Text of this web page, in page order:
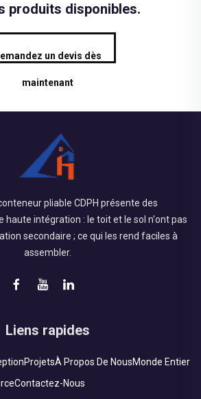
produits disponibles.
un devis dès
maintenant
pliable CDPH présente des
haute intégration : le toit et le sol n'ont pas
secondaire ; ce qui les rend faciles à
assembler.
Liens rapides
ProjetsÀ Propos De NousMonde Entier
Contactez-Nous